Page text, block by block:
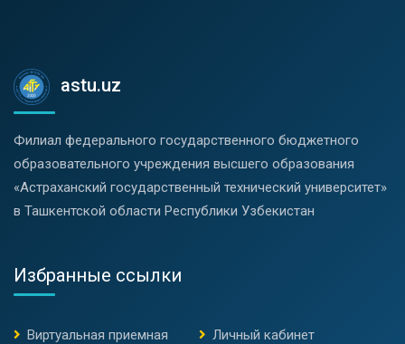
astu.uz
Филиал федерального государственного бюджетного
образовательного учреждения высшего образования
«Астраханский государственный технический университет»
в Ташкентской области Республики Узбекистан
Избранные ссылки
Виртуальная приемная Личный кабинет